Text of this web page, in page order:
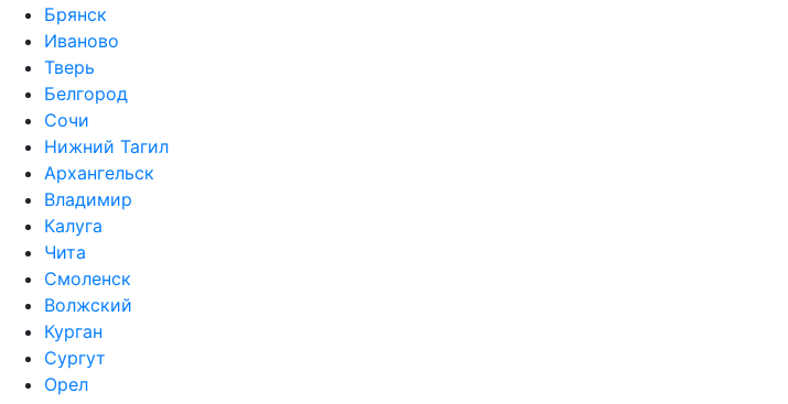
Брянск
Иваново
Тверь
Белгород
Сочи
Нижний Тагил
Архангельск
Владимир
Калуга
Чита
Смоленск
Волжский
Курган
Сургут
Орел